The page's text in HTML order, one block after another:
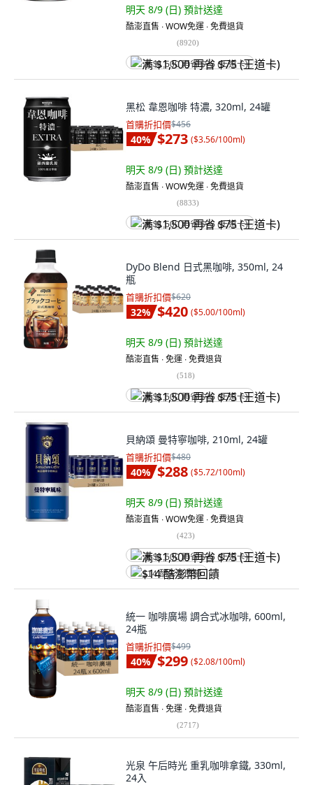
明天 8/9 (日) 預計送達
酷澎直售 ∙ WOW免運 ∙ 免費退貨
(8920)
满 $1,500 再省 $75 (王道卡)
黑松 韋恩咖啡 特濃, 320ml, 24罐
首購折扣價$456
40% $273 ($3.56/100ml)
明天 8/9 (日) 預計送達
酷澎直售 ∙ WOW免運 ∙ 免費退貨
(8833)
满 $1,500 再省 $75 (王道卡)
DyDo Blend 日式黑咖啡, 350ml, 24
瓶
首購折扣價$620
32% $420 ($5.00/100ml)
明天 8/9 (日) 預計送達
酷澎直售 ∙ 免運 ∙ 免費退貨
(518)
满 $1,500 再省 $75 (王道卡)
貝納頌 曼特寧咖啡, 210ml, 24罐
首購折扣價$480
40% $288 ($5.72/100ml)
明天 8/9 (日) 預計送達
酷澎直售 ∙ WOW免運 ∙ 免費退貨
(423)
满 $1,500 再省 $75 (王道卡)
$14 酷澎幣回饋
統一 咖啡廣場 調合式冰咖啡, 600ml,
24瓶
首購折扣價$499
40% $299 ($2.08/100ml)
明天 8/9 (日) 預計送達
酷澎直售 ∙ 免運 ∙ 免費退貨
(2717)
光泉 午后時光 重乳咖啡拿鐵, 330ml,
24入